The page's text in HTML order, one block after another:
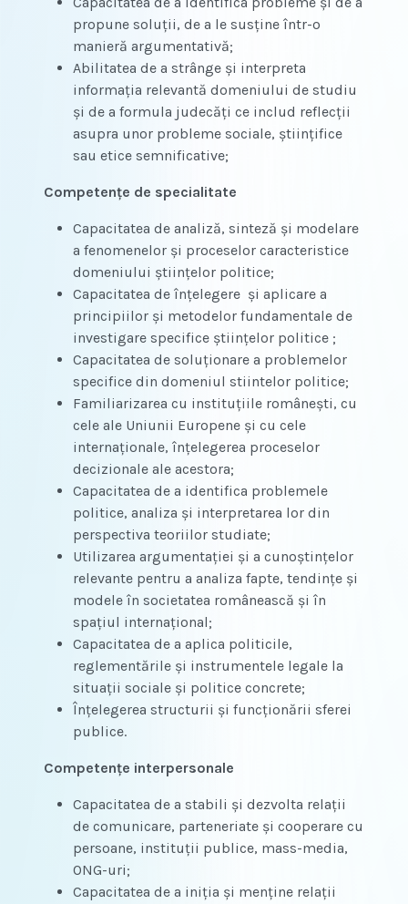
propune soluţii, de a le susţine într-o
manieră argumentativă;
Abilitatea de a strânge şi interpreta
informaţia relevantă domeniului de studiu
şi de a formula judecăţi ce includ reflecţii
asupra unor probleme sociale, ştiinţifice
sau etice semnificative;
Competenţe de specialitate
Capacitatea de analiză, sinteză şi modelare
a fenomenelor şi proceselor caracteristice
domeniului ştiinţelor politice;
Capacitatea de înţelegere şi aplicare a
principiilor şi metodelor fundamentale de
investigare specifice ştiinţelor politice ;
Capacitatea de soluţionare a problemelor
specifice din domeniul stiintelor politice;
Familiarizarea cu instituţiile româneşti, cu
cele ale Uniunii Europene şi cu cele
internaţionale, înţelegerea proceselor
decizionale ale acestora;
Capacitatea de a identifica problemele
politice, analiza şi interpretarea lor din
perspectiva teoriilor studiate;
Utilizarea argumentaţiei şi a cunoştinţelor
relevante pentru a analiza fapte, tendinţe şi
modele în societatea românească şi în
spaţiul internaţional;
Capacitatea de a aplica politicile,
reglementările şi instrumentele legale la
situaţii sociale şi politice concrete;
Înţelegerea structurii şi funcţionării sferei
publice.
Competenţe interpersonale
Capacitatea de a stabili şi dezvolta relaţii
de comunicare, parteneriate şi cooperare cu
persoane, instituţii publice, mass-media,
ONG-uri;
Capacitatea de a iniţia şi menţine relaţii